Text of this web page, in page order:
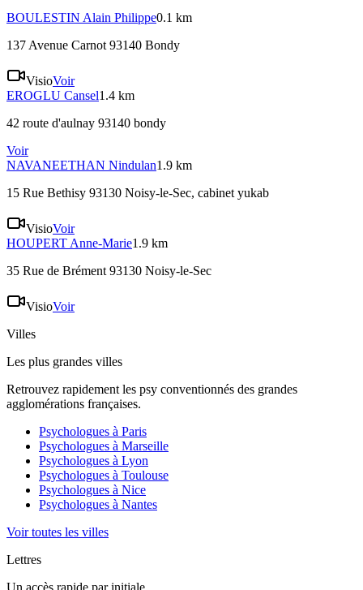
BOULESTIN Alain Philippe0.1 km
137 Avenue Carnot 93140 Bondy
VisioVoir
EROGLU Cansel1.4 km
42 route d'aulnay 93140 bondy
Voir
NAVANEETHAN Nindulan1.9 km
15 Rue Bethisy 93130 Noisy-le-Sec, cabinet yukab
VisioVoir
HOUPERT Anne-Marie1.9 km
35 Rue de Brément 93130 Noisy-le-Sec
VisioVoir
Villes
Les plus grandes villes
Retrouvez rapidement les psy conventionnés des grandes
agglomérations françaises.
Psychologues à Paris
Psychologues à Marseille
Psychologues à Lyon
Psychologues à Toulouse
Psychologues à Nice
Psychologues à Nantes
Voir toutes les villes
Lettres